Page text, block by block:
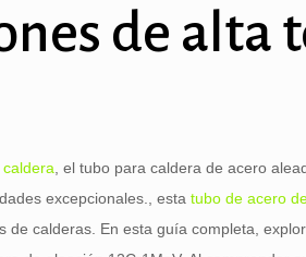
de alta
, el tubo para caldera de acero
excepcionales., estatubo de acero
de calderas. En esta guía completa,